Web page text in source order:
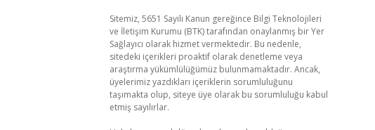
Sitemiz, 5651 Sayılı Kanun gereğince Bilgi Teknolojileri
ve İletişim Kurumu (BTK) tarafından onaylanmış bir Yer
Sağlayıcı olarak hizmet vermektedir. Bu nedenle,
sitedeki içerikleri proaktif olarak denetleme veya
araştırma yükümlülüğümüz bulunmamaktadır. Ancak,
üyelerimiz yazdıkları içeriklerin sorumluluğunu
taşımakta olup, siteye üye olarak bu sorumluluğu kabul
etmiş sayılırlar.